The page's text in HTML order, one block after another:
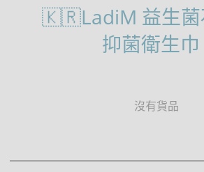
🇰🇷LadiM 益生菌
抑菌衛生巾
沒有貨品